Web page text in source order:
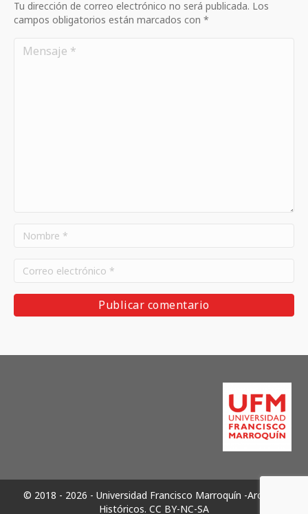
Tu dirección de correo electrónico no será publicada. Los
campos obligatorios están marcados con *
© 2018 - 2026 - Universidad Francisco Marroquín -Archivos
Históricos. CC BY-NC-SA